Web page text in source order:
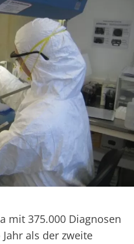
mit 375.000 Diagnosen
als der zweite